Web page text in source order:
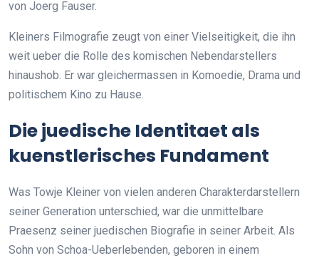
von Joerg Fauser.
Kleiners Filmografie zeugt von einer Vielseitigkeit, die ihn
weit ueber die Rolle des komischen Nebendarstellers
hinaushob. Er war gleichermassen in Komoedie, Drama und
politischem Kino zu Hause.
Die juedische Identitaet als
kuenstlerisches Fundament
Was Towje Kleiner von vielen anderen Charakterdarstellern
seiner Generation unterschied, war die unmittelbare
Praesenz seiner juedischen Biografie in seiner Arbeit. Als
Sohn von Schoa-Ueberlebenden, geboren in einem